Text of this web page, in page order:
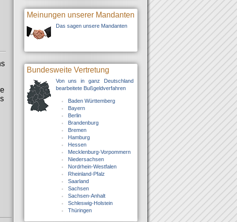
Meinungen unserer Mandanten
Das sagen unsere Mandanten
Bundesweite Vertretung
Von uns in ganz Deutschland
bearbeitete Bußgeldverfahren
Baden Württemberg
Bayern
Berlin
Brandenburg
Bremen
Hamburg
Hessen
Mecklenburg-Vorpommern
Niedersachsen
Nordrhein-Westfalen
Rheinland-Pfalz
Saarland
Sachsen
Sachsen-Anhalt
Schleswig-Holstein
Thüringen